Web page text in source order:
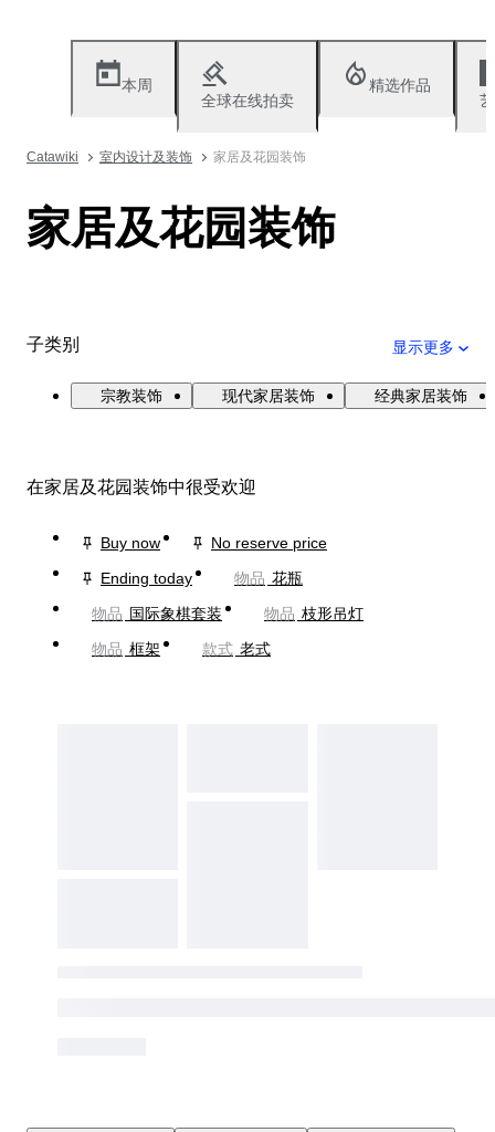
本周
全球在线拍卖
精选作品
Catawiki 室内设计及装饰 家居及花园装饰
家居及花园装饰
子类别 显示更多
宗教装饰 现代家居装饰 经典家居装饰
在家居及花园装饰中很受欢迎
Buy now
No reserve price
Ending today
物品 花瓶
物品 国际象棋套装 物品 枝形吊灯
物品 框架 款式 老式